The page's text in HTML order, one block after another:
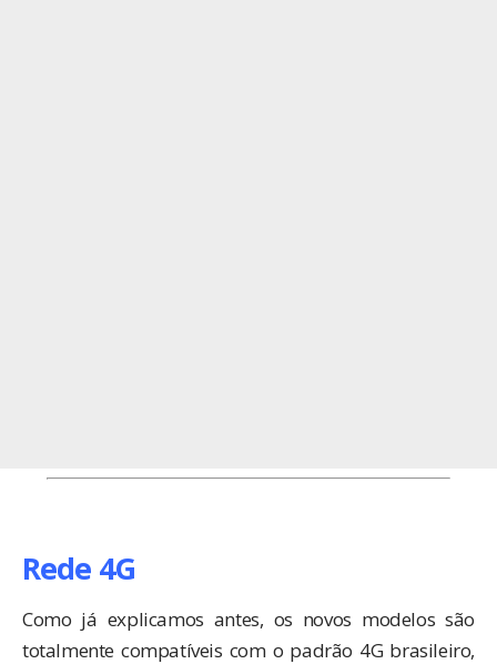
Rede 4G
Como já explicamos antes, os novos modelos são
totalmente compatíveis com o padrão 4G brasileiro,